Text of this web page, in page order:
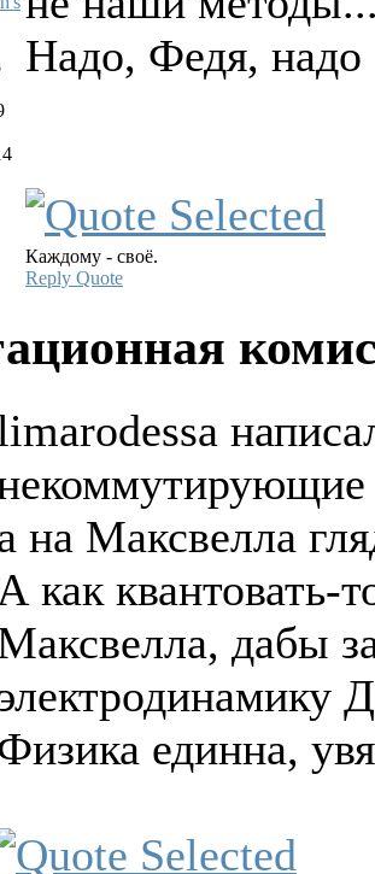
Надо, Федя, надо
Каждому - своё.
Reply Quote
на Максвелла
как квантовать-
дабы
единна,